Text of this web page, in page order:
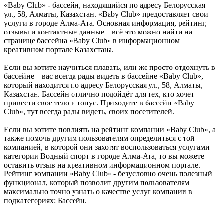
«Baby Club» - бассейн, находящийся по адресу Белорусская
ул., 58, Алматы, Казахстан. «Baby Club» предоставляет свои
услуги в городе Алма-Ата. Основная информация, рейтинг,
отзывы и контактные данные – всё это можно найти на
странице бассейна «Baby Club» в информационном
креативном портале Казахстана.
Если вы хотите научиться плавать, или же просто отдохнуть в
бассейне – вас всегда рады видеть в бассейне «Baby Club»,
который находится по адресу Белорусская ул., 58, Алматы,
Казахстан. Бассейн отлично подойдёт для тех, кто хочет
привести свое тело в тонус. Приходите в бассейн «Baby
Club», тут всегда рады видеть, своих посетителей.
Если вы хотите повлиять на рейтинг компании «Baby Club», а
также помочь другим пользователям определиться с той
компанией, в которой они захотят воспользоваться услугами
категории Водный спорт в городе Алма-Ата, то вы можете
оставить отзыв на креативном информационном портале.
Рейтинг компании «Baby Club» - безусловно очень полезный
функционал, который позволит другим пользователям
максимально точно узнать о качестве услуг компании в
подкатегориях: Бассейн.